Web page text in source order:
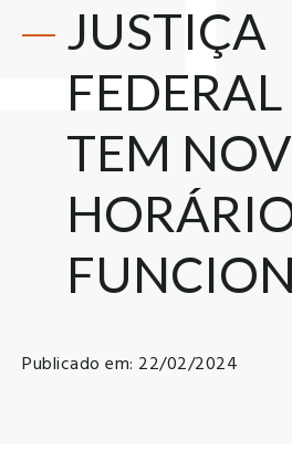
JUSTIÇA
TEM
Publicado em: 22/02/2024